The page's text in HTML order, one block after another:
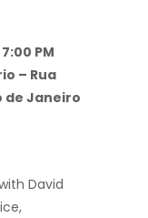
PM
– Rua
de Janeiro
David